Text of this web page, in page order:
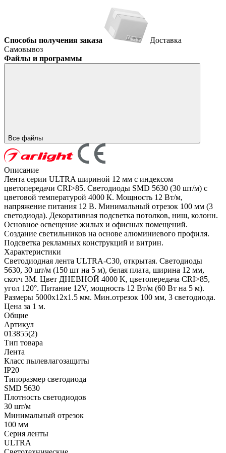
Способы получения заказа
Доставка
Самовывоз
Файлы и программы
Все файлы
Описание
Лента серии ULTRA шириной 12 мм с индексом
цветопередачи CRI>85. Светодиоды SMD 5630 (30 шт/м) с
цветовой температурой 4000 К. Мощность 12 Вт/м,
напряжение питания 12 В. Минимальный отрезок 100 мм (3
светодиода). Декоративная подсветка потолков, ниш, колонн.
Основное освещение жилых и офисных помещений.
Создание светильников на основе алюминиевого профиля.
Подсветка рекламных конструкций и витрин.
Характеристики
Светодиодная лента ULTRA-C30, открытая. Светодиоды
5630, 30 шт/м (150 шт на 5 м), белая плата, ширина 12 мм,
скотч 3M. Цвет ДНЕВНОЙ 4000 K, цветопередача CRI>85,
угол 120°. Питание 12V, мощность 12 Вт/м (60 Вт на 5 м).
Размеры 5000x12x1.5 мм. Мин.отрезок 100 мм, 3 светодиода.
Цена за 1 м.
Общие
Артикул
013855(2)
Тип товара
Лента
Класс пылевлагозащиты
IP20
Типоразмер светодиода
SMD 5630
Плотность светодиодов
30 шт/м
Минимальный отрезок
100 мм
Серия ленты
ULTRA